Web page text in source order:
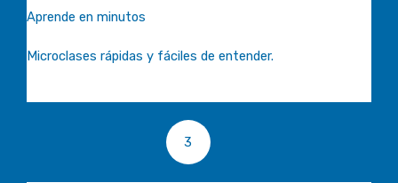
Aprende en minutos
Microclases rápidas y fáciles de entender.
3